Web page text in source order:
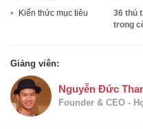
MOS
Kiến thức mục tiêu
36 thủ
trong
Giảng viên:
Nguyễn Đức
Founder & CEO -